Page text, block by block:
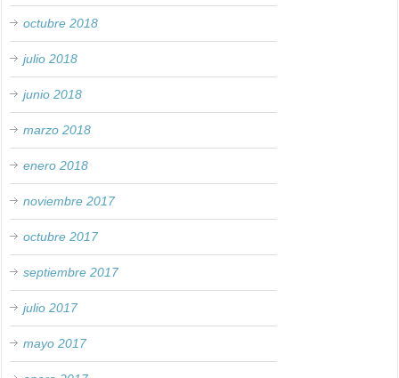
octubre 2018
julio 2018
junio 2018
marzo 2018
enero 2018
noviembre 2017
octubre 2017
septiembre 2017
julio 2017
mayo 2017